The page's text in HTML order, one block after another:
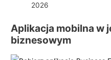
2026
Aplikacja mobilna w
biznesowym